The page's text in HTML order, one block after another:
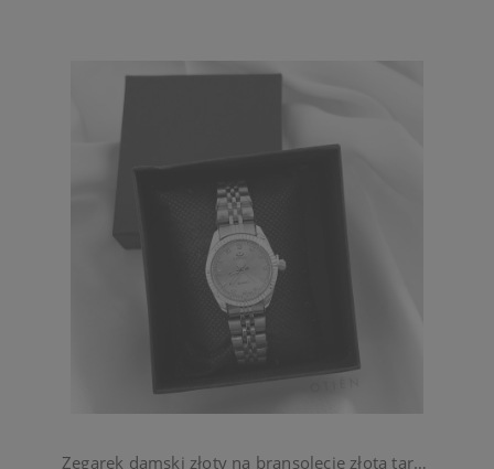
Zegarek damski złoty na bransolecie złota tarcza ze stali chirurgiczna